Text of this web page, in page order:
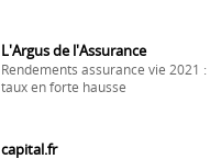
L'Argus de l'Assurance
Rendements assurance vie 2021
taux en forte hausse
capital.fr